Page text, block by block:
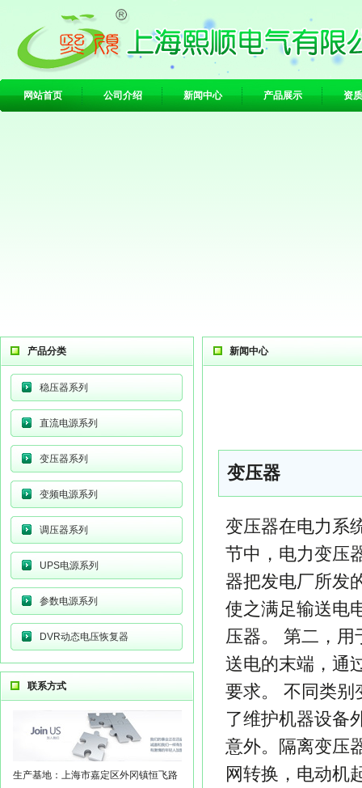
网站首页 公司介绍 新闻中心 产品展示 资
新闻中心
变压器
变压器在电力系
节中，电力变压
器把发电厂所发
使之满足输送电
压器。 第二，用
送电的末端，通
要求。 不同类
了维护机器设备
意外。隔离变压
网转换，电动机
产品分类
稳压器系列
直流电源系列
变压器系列
变频电源系列
调压器系列
UPS电源系列
参数电源系列
DVR动态电压恢复器
联系方式
生产基地：上海市嘉定区外冈镇恒飞路